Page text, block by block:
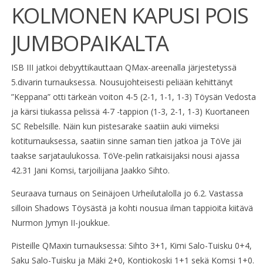
KOLMONEN KAPUSI POIS
JUMBOPAIKALTA
ISB III jatkoi debyyttikauttaan QMax-areenalla järjestetyssä
5.divarin turnauksessa. Nousujohteisesti peliään kehittänyt
”Keppana” otti tärkeän voiton 4-5 (2-1, 1-1, 1-3) Töysän Vedosta
ja kärsi tiukassa pelissä 4-7 -tappion (1-3, 2-1, 1-3) Kuortaneen
SC Rebelsille. Näin kun pistesarake saatiin auki viimeksi
kotiturnauksessa, saatiin sinne saman tien jatkoa ja TöVe jäi
taakse sarjataulukossa. TöVe-pelin ratkaisijaksi nousi ajassa
42.31 Jani Komsi, tarjoilijana Jaakko Sihto.
Seuraava turnaus on Seinäjoen Urheilutalolla jo 6.2. Vastassa
silloin Shadows Töysästä ja kohti nousua ilman tappioita kiitävä
Nurmon Jymyn II-joukkue.
Pisteille QMaxin turnauksessa: Sihto 3+1, Kimi Salo-Tuisku 0+4,
Saku Salo-Tuisku ja Mäki 2+0, Kontiokoski 1+1 sekä Komsi 1+0.